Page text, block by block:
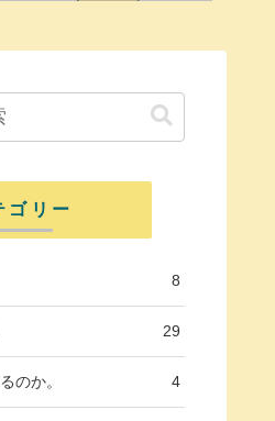
ゴリー
8
29
のか。 4